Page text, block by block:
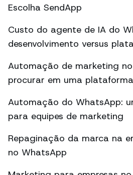
Escolha SendApp
Custo do agente de IA do
desenvolvimento versus
Automação de marketing
procurar em uma plataforma
Automação do WhatsApp:
para equipes de marketing
Repaginação da marca na
no WhatsApp